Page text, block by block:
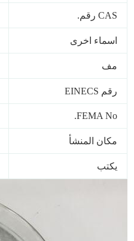
CAS رقم.
اسماء اخرى
مف
رقم EINECS
FEMA No.
مكان المنشأ
يكتب